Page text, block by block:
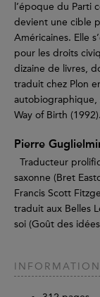
l’époque du Parti
devient une cible
Américaines. Elle
pour les droits
dizaine de livres,
traduit chez Plon
autobiographique,
Way of Birth
Pierre
Traducteur
saxonne (Bret
Francis Scott
traduit aux Belles
soi (Goût des